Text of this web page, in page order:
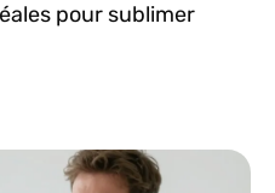
pour sublimer